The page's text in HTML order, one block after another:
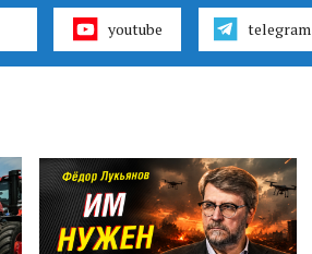
youtube telegram